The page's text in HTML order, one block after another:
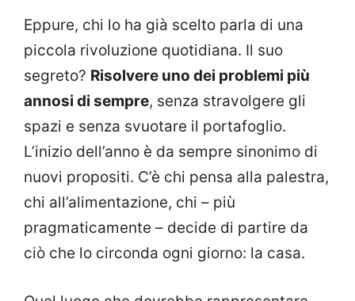
Eppure, chi lo ha già scelto parla di una
piccola rivoluzione quotidiana. Il suo
segreto? Risolvere uno dei problemi più
annosi di sempre, senza stravolgere gli
spazi e senza svuotare il portafoglio.
L’inizio dell’anno è da sempre sinonimo di
nuovi propositi. C’è chi pensa alla palestra,
chi all’alimentazione, chi – più
pragmaticamente – decide di partire da
ciò che lo circonda ogni giorno: la casa.